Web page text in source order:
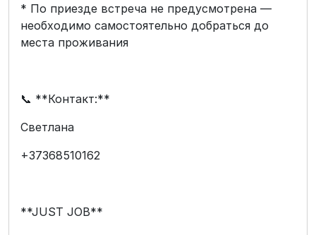
* По приезде встреча не предусмотрена —
необходимо самостоятельно добраться до
места проживания
📞 **Контакт:**
Светлана
+37368510162
**JUST JOB**